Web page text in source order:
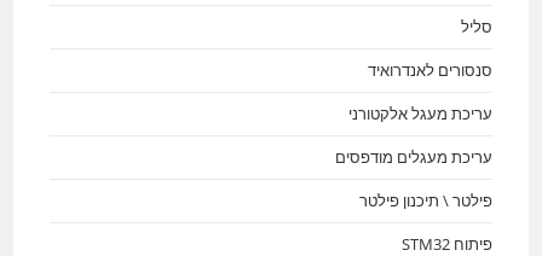
סליל
סנסורים לאנדרואיד
עריכת מעגל אלקטורני
עריכת מעגלים מודפסים
פילטר \ תיכנון פילטר
פיתוח STM32